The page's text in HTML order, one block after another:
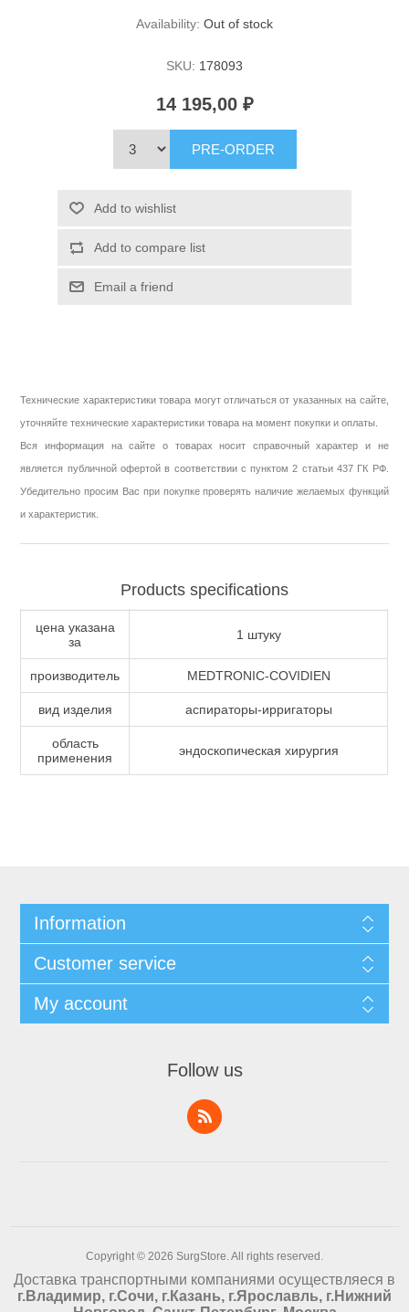
Availability: Out of stock
SKU: 178093
14 195,00 ₽
PRE-ORDER
Add to wishlist
Add to compare list
Email a friend
Технические характеристики товара могут отличаться от указанных на сайте,
уточняйте технические характеристики товара на момент покупки и оплаты.
Вся информация на сайте о товарах носит справочный характер и не
является публичной офертой в соответствии с пунктом 2 статьи 437 ГК РФ.
Убедительно просим Вас при покупке проверять наличие желаемых функций
и характеристик.
Products specifications
цена указана
за
1 штуку
производитель MEDTRONIC-COVIDIEN
вид изделия аспираторы-ирригаторы
область
применения
эндоскопическая хирургия
Information
Customer service
My account
Follow us
Copyright © 2026 SurgStore. All rights reserved.
Доставка транспортными компаниями осуществляеся в
г.Владимир, г.Сочи, г.Казань, г.Ярославль, г.Нижний